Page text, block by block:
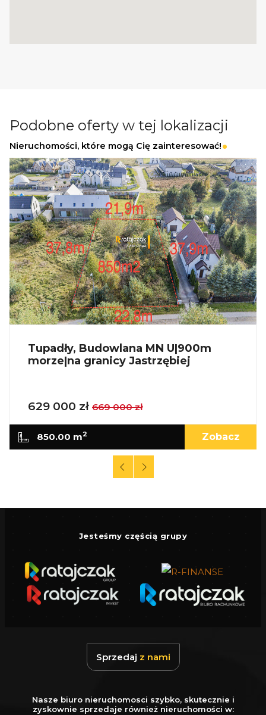
Wszystkie nasze transakcje są objęte
Więcej podobnych ofert znajdziesz na naszej
www.ratajczaknieruchomosci.pl
Podobne oferty w tej lokalizacji
Nieruchomości, które mogą Cię zainteresować!
Tupadły, Budowlana MN U|900m
morze|na granicy Jastrzębiej
629 000 zł 669 000 zł
850.00 m2 Zobacz
Jesteśmy częścią grupy
Sprzedaj z nami
Nasze biuro nieruchomosci szybko, skutecznie i
zyskownie sprzedaje również nieruchomości w: